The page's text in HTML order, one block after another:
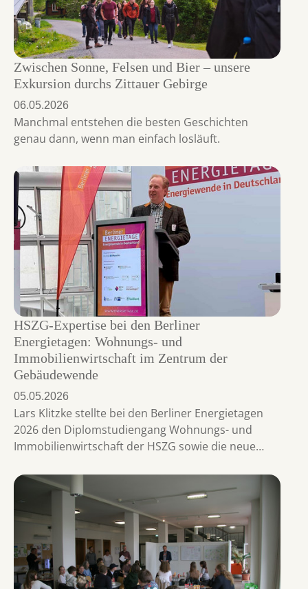
Zwischen Sonne, Felsen und Bier – unsere
Exkursion durchs Zittauer Gebirge
06.05.2026
Manchmal entstehen die besten Geschichten
genau dann, wenn man einfach losläuft.
HSZG-Expertise bei den Berliner
Energietagen: Wohnungs- und
Immobilienwirtschaft im Zentrum der
Gebäudewende
05.05.2026
Lars Klitzke stellte bei den Berliner Energietagen
2026 den Diplomstudiengang Wohnungs- und
Immobilienwirtschaft der HSZG sowie die neue…